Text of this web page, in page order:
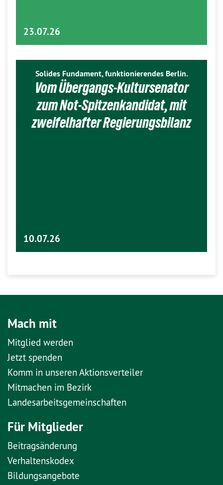
23.07.26
Solides Fundament, funktionierendes Berlin.
Vom Übergangs-Kultursenator
zum Not-Spitzenkandidat, mit
zweifelhafter Regierungsbilanz
10.07.26
Mach mit
Mitglied werden
Jetzt spenden
Komm in unseren Aktionsverteiler
Mitmachen im Bezirk
Landesarbeitsgemeinschaften
Für Mitglieder
Beitragsänderung
Verhaltenskodex
Bildungsangebote